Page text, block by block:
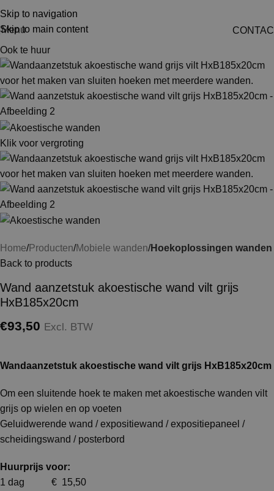
Skip to navigation
Skip to main content
Menu
Ook te huur
Klik voor vergroting
Home Producten Mobiele wanden Hoekoplossingen wanden
Back to products
Wand aanzetstuk akoestische wand vilt grijs
HxB185x20cm
€93,50 Excl. BTW
Wandaanzetstuk akoestische wand vilt grijs HxB185x20cm
Om een sluitende hoek te maken met akoestische wanden vilt
grijs op wielen en op voeten
Geluidwerende wand / expositiewand / expositiepaneel /
scheidingswand / posterbord
Huurprijs voor:
1 dag € 15,50